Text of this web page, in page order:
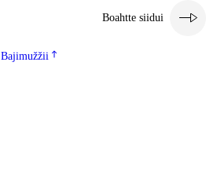
Boahtte siidui
Bajimužžii